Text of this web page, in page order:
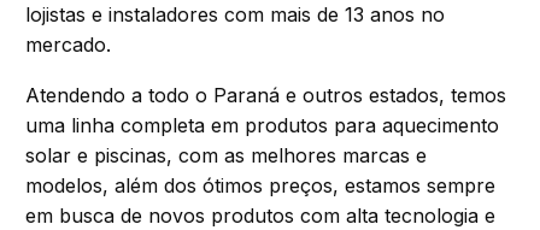
lojistas e instaladores com mais de 13 anos no
mercado.
Atendendo a todo o Paraná e outros estados, temos
uma linha completa em produtos para aquecimento
solar e piscinas, com as melhores marcas e
modelos, além dos ótimos preços, estamos sempre
em busca de novos produtos com alta tecnologia e